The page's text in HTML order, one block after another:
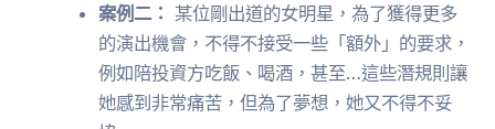
案例二： 某位剛出道的女明星，為了獲得更多
的演出機會，不得不接受一些「額外」的要求，
例如陪投資方吃飯、喝酒，甚至…這些潛規則讓
她感到非常痛苦，但為了夢想，她又不得不妥